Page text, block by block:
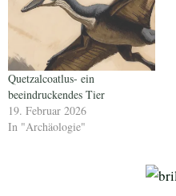
Quetzalcoatlus- ein
beeindruckendes Tier
19. Februar 2026
In "Archäologie"